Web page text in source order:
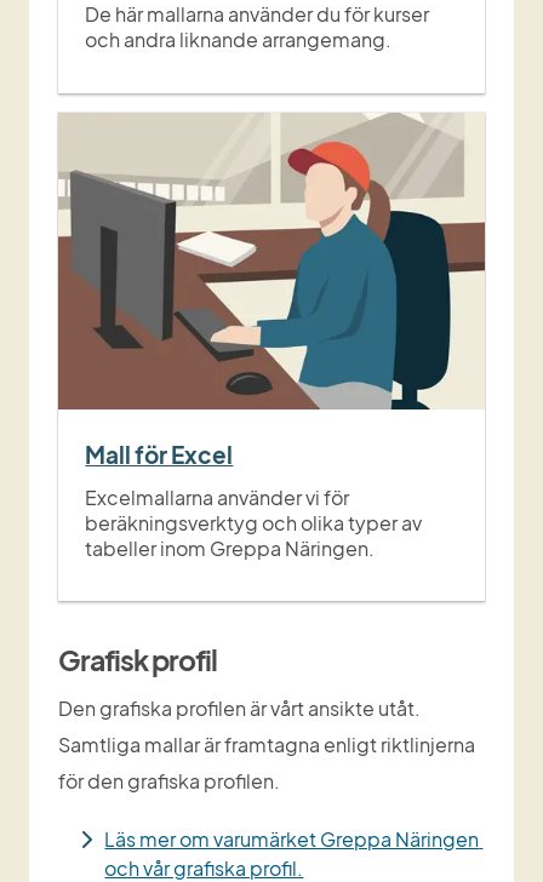
De här mallarna använder du för kurser
och andra liknande arrangemang.
Mall för Excel
Excelmallarna använder vi för
beräkningsverktyg och olika typer av
tabeller inom Greppa Näringen.
Grafisk profil
Den grafiska profilen är vårt ansikte utåt.
Samtliga mallar är framtagna enligt riktlinjerna
för den grafiska profilen.
Läs mer om varumärket Greppa Näringen
och vår grafiska profil.